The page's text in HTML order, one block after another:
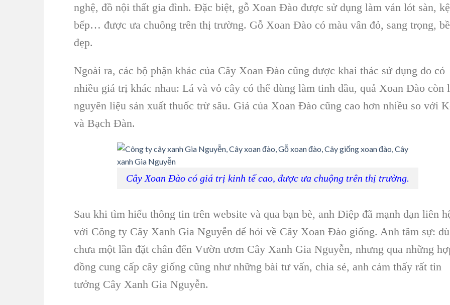
nghệ, đồ nội thất gia đình. Đặc biệt, gỗ Xoan Đào được sử dụng làm ván lót sàn, kệ
bếp… được ưa chuông trên thị trường. Gỗ Xoan Đào có màu vân đỏ, sang trọng,
đẹp.
Ngoài ra, các bộ phận khác của Cây Xoan Đào cũng được khai thác sử dụng do có
nhiều giá trị khác nhau: Lá và vỏ cây có thể dùng làm tinh dầu, quả Xoan Đào còn
nguyên liệu sản xuất thuốc trừ sâu. Giá của Xoan Đào cũng cao hơn nhiều so với
và Bạch Đàn.
Cây Xoan Đào có giá trị kinh tế cao, được ưa chuộng trên thị trường.
Sau khi tìm hiểu thông tin trên website và qua bạn bè, anh Điệp đã mạnh dạn liên
với Công ty Cây Xanh Gia Nguyễn để hỏi về Cây Xoan Đào giống. Anh tâm sự: dù
chưa một lần đặt chân đến Vườn ươm Cây Xanh Gia Nguyễn, nhưng qua những
đồng cung cấp cây giống cũng như những bài tư vấn, chia sẻ, anh cảm thấy rất tin
tưởng Cây Xanh Gia Nguyễn.